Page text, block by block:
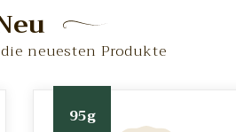
neuesten Produkte
95g